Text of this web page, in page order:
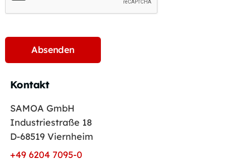
Kontakt
SAMOA GmbH
Industriestraße 18
D-68519 Viernheim
+49 6204 7095-0